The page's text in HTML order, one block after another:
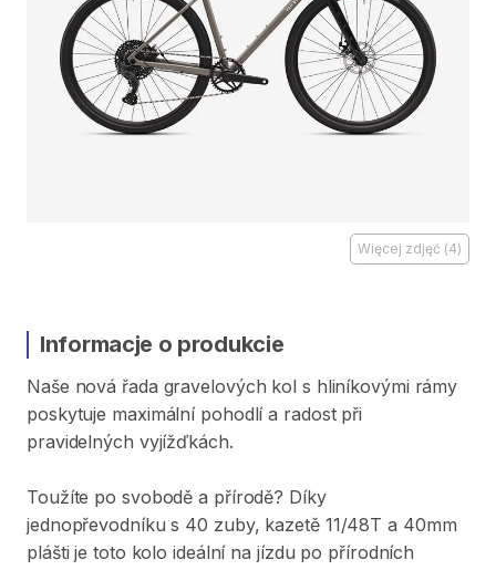
Więcej zdjęć (4)
Informacje o produkcie
Naše nová řada gravelových kol s hliníkovými rámy
poskytuje maximální pohodlí a radost při
pravidelných vyjížďkách.
Toužíte po svobodě a přírodě? Díky
jednopřevodníku s 40 zuby​​​,​ kazetě 11​​​/​​​48T a 40mm
plášti je toto kolo ideální na jízdu po přírodních